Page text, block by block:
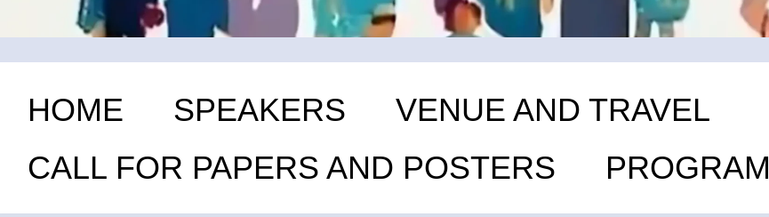
HOME SPEAKERS
VENUE AND TRAVEL
CALL FOR PAPERS AND POSTERS
PROGRAM